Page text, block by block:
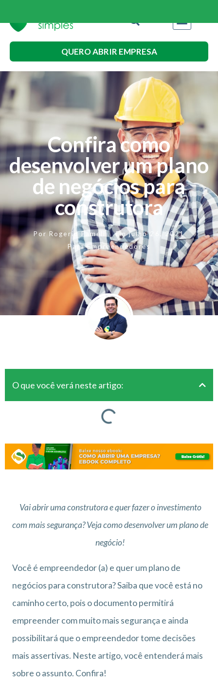
QUERO ABRIR EMPRESA
Confira como
desenvolver um plano
de negócios para
construtora
Por Rogerio Fameli Em julho 26, 2021
Para Empreendedores
O que você verá neste artigo:
Vai abrir uma construtora e quer fazer o investimento
com mais segurança? Veja como desenvolver um plano de
negócio!
Você é empreendedor (a) e quer um plano de
negócios para construtora? Saiba que você está no
caminho certo, pois o documento permitirá
empreender com muito mais segurança e ainda
possibilitará que o empreendedor tome decisões
mais assertivas. Neste artigo, você entenderá mais
sobre o assunto. Confira!